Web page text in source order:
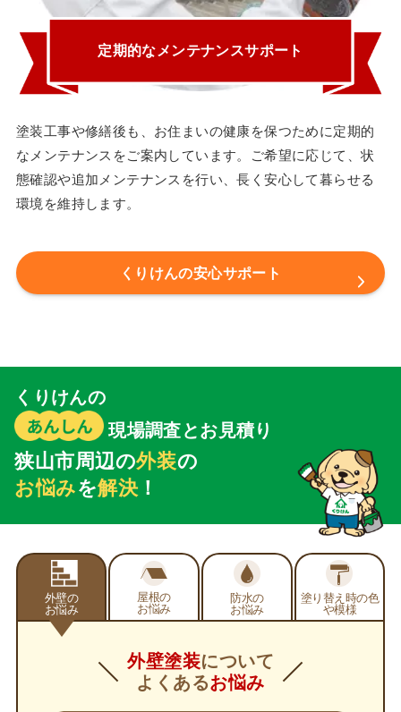
定期的なメンテナンスサポート
塗装工事や修繕後も、お住まいの健康を保つために定期的
なメンテナンスをご案内しています。ご希望に応じて、状
態確認や追加メンテナンスを行い、長く安心して暮らせる
環境を維持します。
くりけんの安心サポート
くりけんの
現場調査とお見積り
狭山市周辺の外装の
お悩みを解決！
外壁の
お悩み
屋根の
お悩み
防水の
お悩み
塗り替え時の色
や模様
外壁塗装について
よくあるお悩み